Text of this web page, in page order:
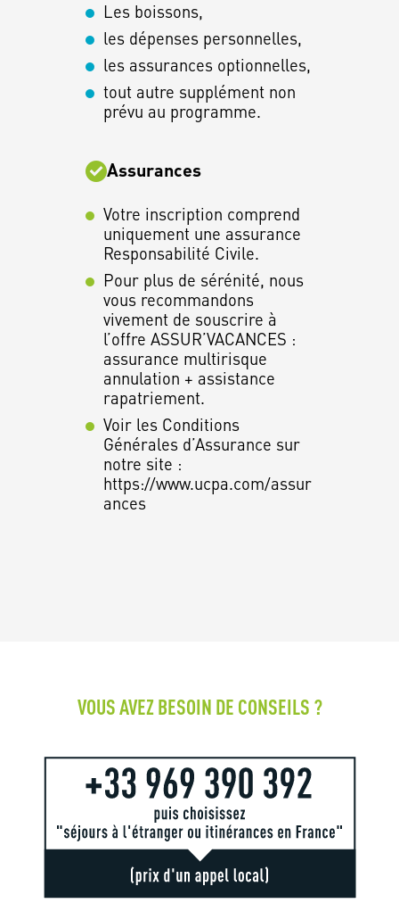
Les boissons,
les dépenses personnelles,
les assurances optionnelles,
tout autre supplément non
prévu au programme.
Assurances
Votre inscription comprend
uniquement une assurance
Responsabilité Civile.
Pour plus de sérénité, nous
vous recommandons
vivement de souscrire à
l’offre ASSUR’VACANCES :
assurance multirisque
annulation + assistance
rapatriement.
Voir les Conditions
Générales d’Assurance sur
notre site :
https://www.ucpa.com/assur
ances
VOUS AVEZ BESOIN DE CONSEILS ?